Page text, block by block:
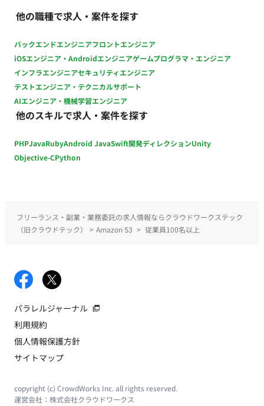
他の職種で求人・案件を探す
バックエンドエンジニアフロントエンジニア
iOSエンジニア・Androidエンジニアゲームプログラマ・エンジニア
インフラエンジニアセキュリティエンジニア
テストエンジニア・テクニカルサポート
AIエンジニア・機械学習エンジニア
他のスキルで求人・案件を探す
PHPJavaRubyAndroid JavaSwift開発ディレクションUnity
Objective-CPython
フリーランス・副業・業務委託の求人情報ならクラウドワークステック
（旧クラウドテック）
> Amazon S3 > 従業員100名以上
パラレルジャーナル
利用規約
個人情報保護方針
サイトマップ
copyright (c) CrowdWorks Inc. all rights reserved.
運営会社： 株式会社クラウドワークス